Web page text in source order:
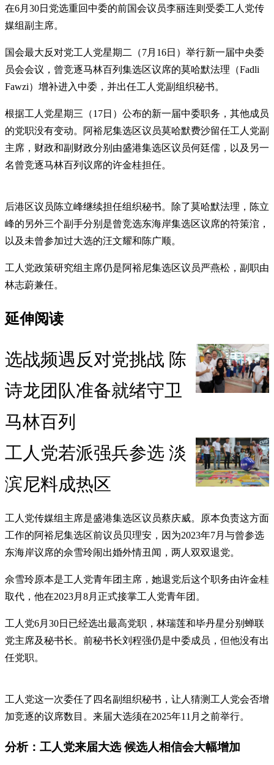
在6月30日党选重回中委的前国会议员李丽连则受委工人党传
媒组副主席。
国会最大反对党工人党星期二（7月16日）举行新一届中央委
员会会议，曾竞逐马林百列集选区议席的莫哈默法理（Fadli
Fawzi）增补进入中委，并出任工人党副组织秘书。
根据工人党星期三（17日）公布的新一届中委职务，其他成员
的党职没有变动。阿裕尼集选区议员莫哈默费沙留任工人党副
主席，财政和副财政分别由盛港集选区议员何廷儒，以及另一
名曾竞逐马林百列议席的许金桂担任。
后港区议员陈立峰继续担任组织秘书。除了莫哈默法理，陈立
峰的另外三个副手分别是曾竞选东海岸集选区议席的符策涫，
以及未曾参加过大选的汪文耀和陈广顺。
工人党政策研究组主席仍是阿裕尼集选区议员严燕松，副职由
林志蔚兼任。
延伸阅读
选战频遇反对党挑战 陈
诗龙团队准备就绪守卫
马林百列
工人党若派强兵参选 淡
滨尼料成热区
工人党传媒组主席是盛港集选区议员蔡庆威。原本负责这方面
工作的阿裕尼集选区前议员贝理安，因为2023年7月与曾参选
东海岸议席的佘雪玲闹出婚外情丑闻，两人双双退党。
佘雪玲原本是工人党青年团主席，她退党后这个职务由许金桂
取代，他在2023月8月正式接掌工人党青年团。
工人党6月30日已经选出最高党职，林瑞莲和毕丹星分别蝉联
党主席及秘书长。前秘书长刘程强仍是中委成员，但他没有出
任党职。
工人党这一次委任了四名副组织秘书，让人猜测工人党会否增
加竞逐的议席数目。来届大选须在2025年11月之前举行。
分析：工人党来届大选 候选人相信会大幅增加